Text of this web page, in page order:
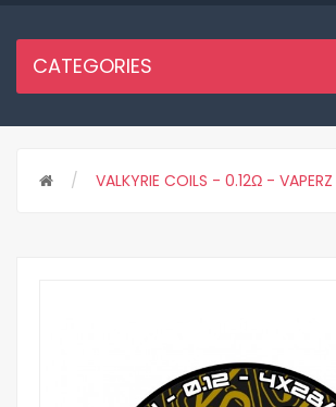
CATEGORIES
VALKYRIE COILS - 0.12Ω -